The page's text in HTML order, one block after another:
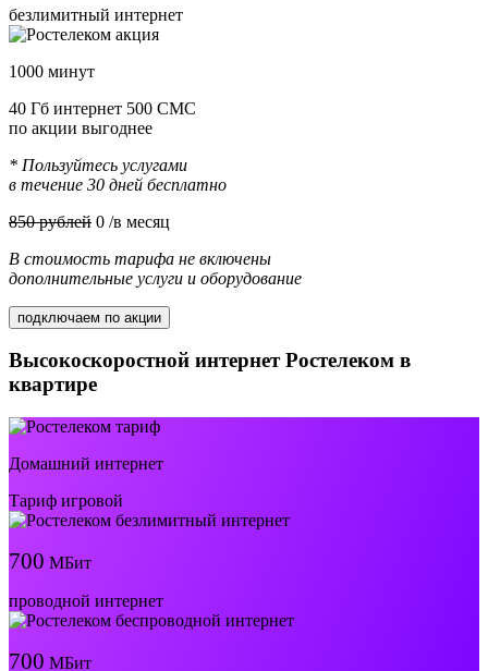
безлимитный интернет
1000 минут
40 Гб интернет 500 СМС
по акции выгоднее
* Пользуйтесь услугами
в течение 30 дней бесплатно
850 рублей 0 /в месяц
В стоимость тарифа не включены
дополнительные услуги и оборудование
подключаем по акции
Высокоскоростной интернет Ростелеком в
квартире
Домашний интернет
Тариф игровой
700 МБит
проводной интернет
700 МБит